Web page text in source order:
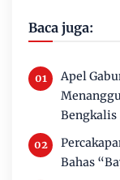
Baca juga:
Apel
Bengkalis
Bahas